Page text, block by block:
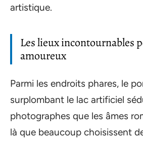
artistique.
Les lieux incontournables
amoureux
Parmi les endroits phares, le
surplombant le lac artificiel
photographes que les âmes
là que beaucoup choisissent